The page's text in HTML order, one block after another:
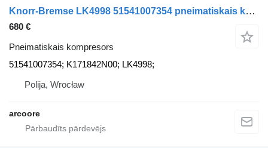
Knorr-Bremse LK4998 51541007354 pneimatiskais kompresors paredzēts MAN TGX kravas automašīnas
680 €
Pneimatiskais kompresors
51541007354; K171842N00; LK4998;
Polija, Wrocław
arcoore